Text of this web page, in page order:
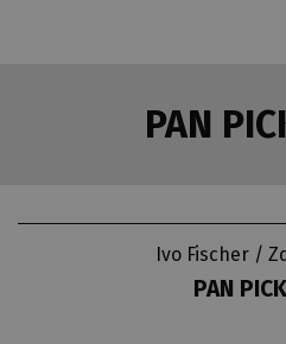
PAN
Ivo Fischer /
PAN